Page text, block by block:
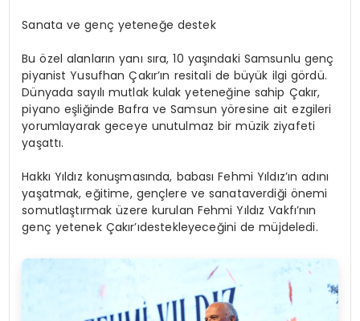
Sanata vegenç yeteneğe destek
Buözel alanların yanı sıra, 10 yaşındaki Samsunlu genç
piyanist Yusufhan Çakır’ın resitali de büyük ilgi gördü.
Dünyada sayılı mutlakkulakyeteneğine sahip Çakır,
piyano eşliğinde Bafra ve Samsun yöresine ait ezgileri
yorumlayarak geceye unutulmaz bir müzik ziyafeti
yaşattı.
Hakkı Yıldız konuşmasında, babası Fehmi Yıldız’ın adını
yaşatmak,eğitime, gençlere ve sanataverdiği önemi
somutlaştırmak üzere kurulan Fehmi YıldızVakfı’nın
genç yetenek Çakır’ıdestekleyeceğini demüjdeledi.